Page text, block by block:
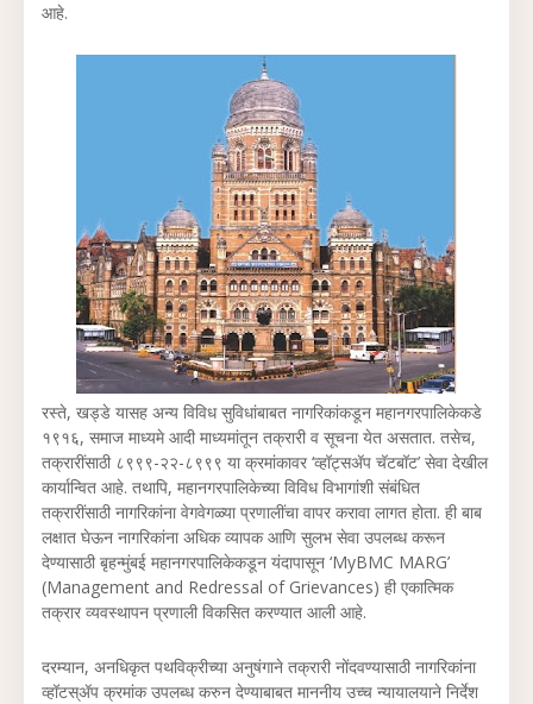
आहे.
रस्ते, खड्डे यासह अन्य विविध सुविधांबाबत नागरिकांकडून महानगरपालिकेकडे
१९१६, समाज माध्यमे आदी माध्यमांतून तक्रारी व सूचना येत असतात. तसेच,
तक्रारींसाठी ८९९९-२२-८९९९ या क्रमांकावर ‘व्हॉट्सॲप चॅटबॉट’ सेवा देखील
कार्यान्वित आहे. तथापि, महानगरपालिकेच्या विविध विभागांशी संबंधित
तक्रारींसाठी नागरिकांना वेगवेगळ्या प्रणालींचा वापर करावा लागत होता. ही बाब
लक्षात घेऊन नागरिकांना अधिक व्यापक आणि सुलभ सेवा उपलब्ध करून
देण्यासाठी बृहन्मुंबई महानगरपालिकेकडून यंदापासून ‘MyBMC MARG’
(Management and Redressal of Grievances) ही एकात्मिक
तक्रार व्यवस्थापन प्रणाली विकसित करण्यात आली आहे.
दरम्यान, अनधिकृत पथविक्रीच्या अनुषंगाने तक्रारी नोंदवण्यासाठी नागरिकांना
व्हॉटस्ॲप क्रमांक उपलब्ध करुन देण्याबाबत माननीय उच्च न्यायालयाने निर्देश